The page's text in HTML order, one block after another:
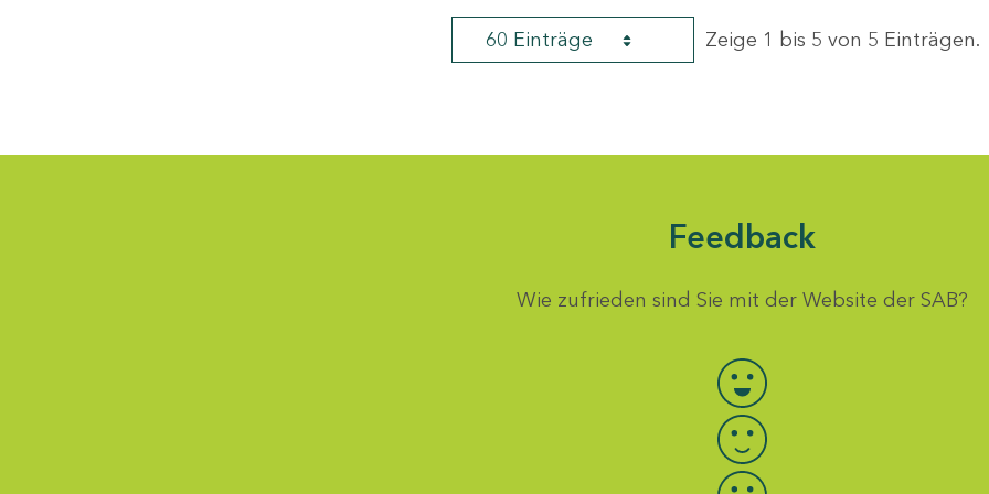
60 Einträge Zeige 1 bis 5 von 5 Einträgen.
Feedback
Wie zufrieden sind Sie mit der Website der SAB?
Bewertung auswählen